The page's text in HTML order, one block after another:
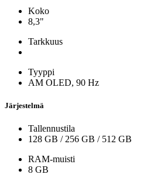
Koko
8,3"
Tarkkuus
Tyyppi
AM OLED, 90 Hz
Järjestelmä
Tallennustila
128 GB / 256 GB / 512 GB
RAM-muisti
8 GB